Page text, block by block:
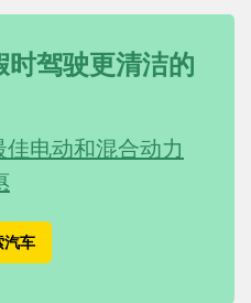
时驾驶更清洁的
佳电动和混合动力
汽车